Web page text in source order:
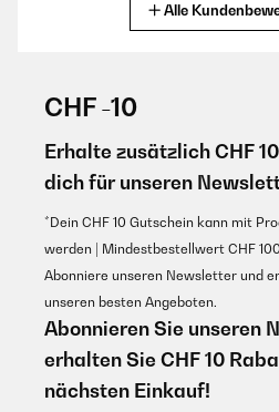
Amazon-Benutzer
Die Qualität entspricht meine Vorstellung
Amazon-Benutzer
Alle
CHF -10
Erhalte zusätzlich CHF
dich für unseren
*Dein CHF 10 Gutschein kann mit
werden | Mindestbestellwert CHF
Abonniere unseren Newsletter und
unseren besten Angeboten.
Abonnieren Sie unseren
erhalten Sie CHF 10
nächsten Einkauf!